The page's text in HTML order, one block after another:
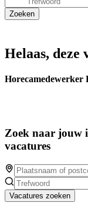
Helaas, deze
Horecamedewerker
Zoek naar jouw
vacatures
Vacatures zoeken